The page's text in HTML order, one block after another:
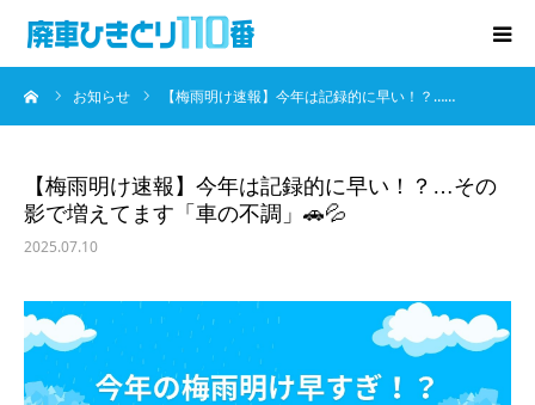
お知らせ 【梅雨明け速報】今年は記録的に早い！？……
【梅雨明け速報】今年は記録的に早い！？…その
影で増えてます「車の不調」🚗💦
2025.07.10
廃車･事故車の買取
無料査定
お役立ち情報
お知らせ